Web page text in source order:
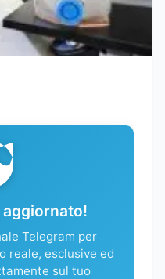
aggiornato!
Telegram per
reale, esclusive ed
sul tuo